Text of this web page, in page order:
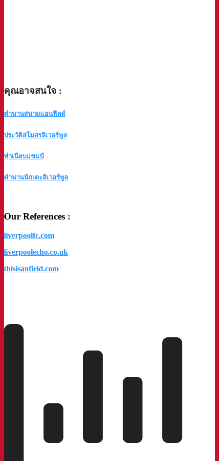
คุณอาจสนใจ :
ตำนานสนามแอนฟิลด์
ประวัติสโมสรลิเวอร์พูล
ทำเนียบแชมป์
ตำนานนักเตะลิเวอร์พูล
Our References :
liverpoolfc.com
liverpoolecho.co.uk
thisisanfield.com